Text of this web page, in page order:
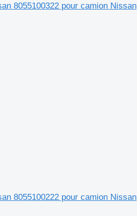
8055100322 pour camion Nissan
8055100222 pour camion Nissan